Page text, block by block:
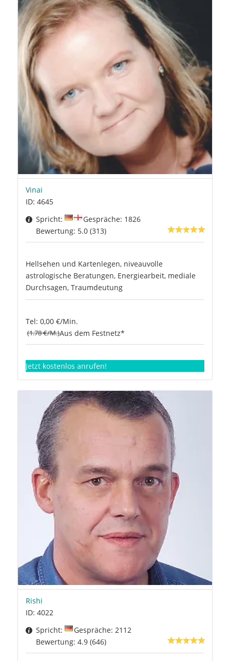
Vinai
ID: 4645
Spricht:
Gespräche: 1826
Bewertung: 5.0 (313)
Hellsehen und Kartenlegen, niveauvolle
astrologische Beratungen, Energiearbeit, mediale
Durchsagen, Traumdeutung
Tel: 0,00 €/Min.
(1.78 €/M.)Aus dem Festnetz*
Jetzt kostenlos anrufen!
Rishi
ID: 4022
Spricht:
Gespräche: 2112
Bewertung: 4.9 (646)